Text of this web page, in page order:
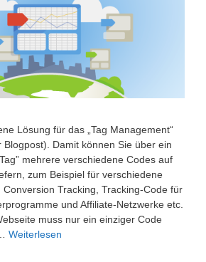
Lösung für das „Tag Management“
Damit können Sie über ein
mehrere verschiedene Codes auf
zum Beispiel für verschiedene
Conversion Tracking, Tracking-Code für
und Affiliate-Netzwerke etc.
muss nur ein einziger Code
Weiterlesen